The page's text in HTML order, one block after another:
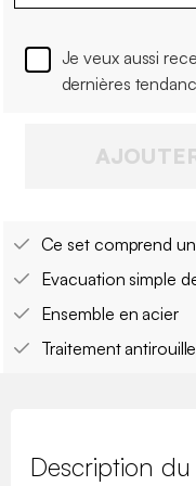
Je veux aussi
dernières
Ce set comprend
Evacuation simple
Ensemble en acier
Traitement antirouille
Description